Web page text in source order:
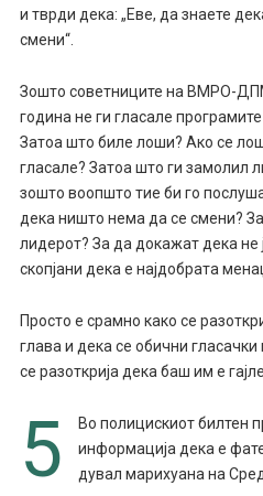
и тврди дека: „Еве, да знаете
смени“.
Зошто советниците на ВМРО-
година не ги гласале
Затоа што биле лоши? Ако се
гласале? Затоа што ги замолил
зошто воопшто тие би го
дека ништо нема да се смени?
лидерот? За да докажат дека не
скопјани дека е најдобрата
Просто е срамно како се
глава и дека се обични
се разоткрија дека баш им е
5
Во полицискиот билтен
информација дека е
дувал марихуана на